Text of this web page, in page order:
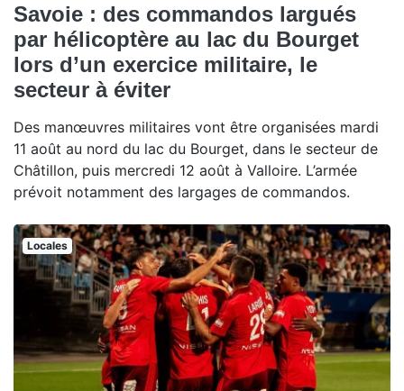
Savoie : des commandos largués
par hélicoptère au lac du Bourget
lors d’un exercice militaire, le
secteur à éviter
Des manœuvres militaires vont être organisées mardi
11 août au nord du lac du Bourget, dans le secteur de
Châtillon, puis mercredi 12 août à Valloire. L’armée
prévoit notamment des largages de commandos.
Locales